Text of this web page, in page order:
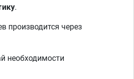
.
производится через
необходимости